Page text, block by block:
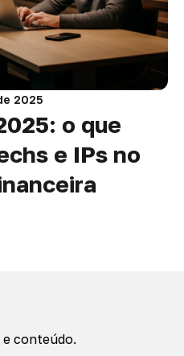
2025
o que
e IPs no
conteúdo.